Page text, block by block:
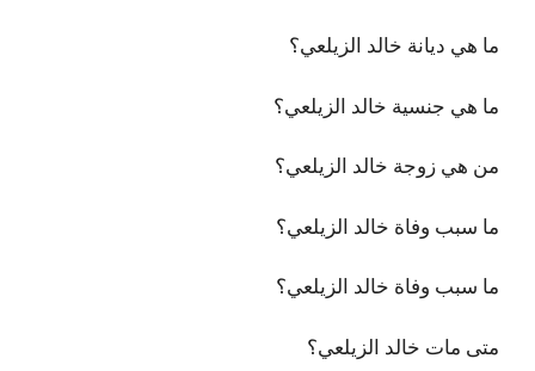
ما هي ديانة خالد الزيلعي؟
ما هي جنسية خالد الزيلعي؟
من هي زوجة خالد الزيلعي؟
ما سبب وفاة خالد الزيلعي؟
ما سبب وفاة خالد الزيلعي؟
متى مات خالد الزيلعي؟